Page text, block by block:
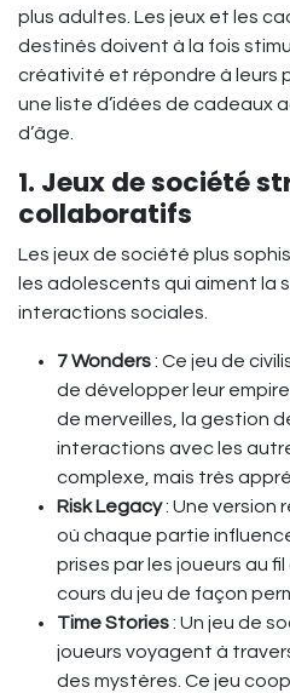
plus adultes. Les jeux et les
destinés doivent à la fois
créativité et répondre à leurs
une liste d’idées de cadeaux
d’âge.
1. Jeux de société
collaboratifs
Les jeux de société plus
les adolescents qui aiment la
interactions sociales.
7 Wonders: Ce jeu de
de développer leur
de merveilles, la gestion
interactions avec les
complexe, mais très
Risk Legacy: Une version
où chaque partie
prises par les joueurs au
cours du jeu de façon
Time Stories: Un jeu de
joueurs voyagent à
des mystères. Ce jeu